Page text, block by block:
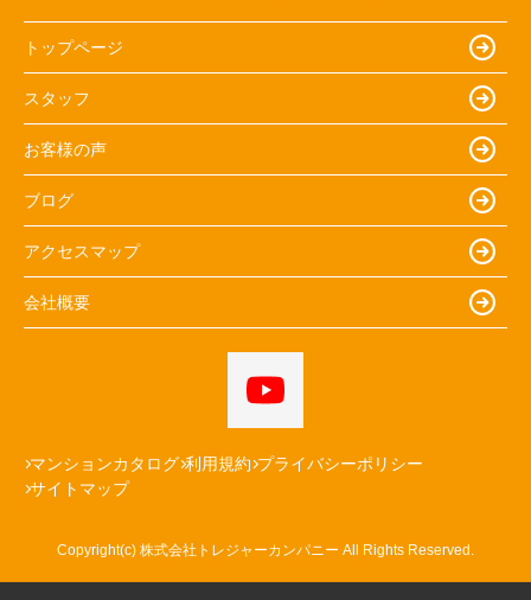
トップページ
スタッフ
お客様の声
ブログ
アクセスマップ
会社概要
マンションカタログ 利用規約 プライバシーポリシー
サイトマップ
Copyright(c) 株式会社トレジャーカンパニー All Rights Reserved.